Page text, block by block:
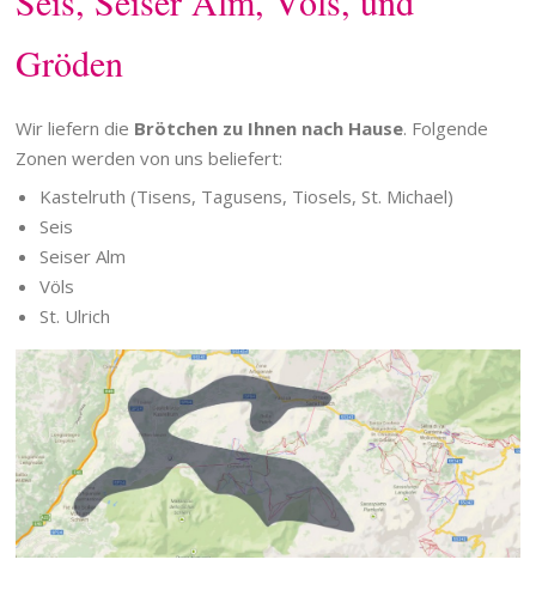
Gröden
Wir liefern die Brötchen zu Ihnen nach Hause. Folgende
Zonen werden von uns beliefert:
Kastelruth (Tisens, Tagusens, Tiosels, St. Michael)
Seis
Seiser Alm
Völs
St. Ulrich